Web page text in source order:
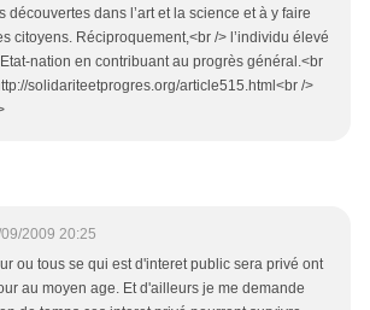
découvertes dans l’art et la science et à y faire
citoyens. Réciproquement,<br /> l’individu élevé
nation en contribuant au progrès général.<br
solidariteetprogres.org/article515.html<br />
2009 20:25
ou tous se qui est d'interet public sera privé ont
au moyen age. Et d'ailleurs je me demande